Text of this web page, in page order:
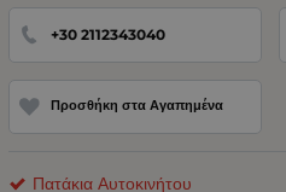
+30 2112343040
Προσθήκη στα Αγαπημένα
Πατάκια Αυτοκινήτου